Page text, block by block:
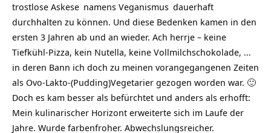
trostlose Askese namens Veganismus dauerhaft
durchhalten zu können. Und diese Bedenken kamen in den
ersten 3 Jahren ab und an wieder. Ach herrje – keine
Tiefkühl-Pizza, kein Nutella, keine Vollmilchschokolade, …
in deren Bann ich doch zu meinen vorangegangenen Zeiten
als Ovo-Lakto-(Pudding)Vegetarier gezogen worden war. 🙂
Doch es kam besser als befürchtet und anders als erhofft:
Mein kulinarischer Horizont erweiterte sich im Laufe der
Jahre. Wurde farbenfroher. Abwechslungsreicher.